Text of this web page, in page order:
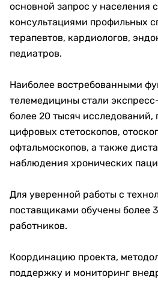
основной запрос у населения
консультациями профильных
терапевтов, кардиологов,
педиатров.
Наиболее востребованными
телемедицины стали
более 20 тысяч
цифровых стетоскопов,
офтальмоскопов, а также
наблюдения хронических
Для уверенной работы с
поставщиками обучены более
работников.
Координацию проекта,
поддержку и мониторинг